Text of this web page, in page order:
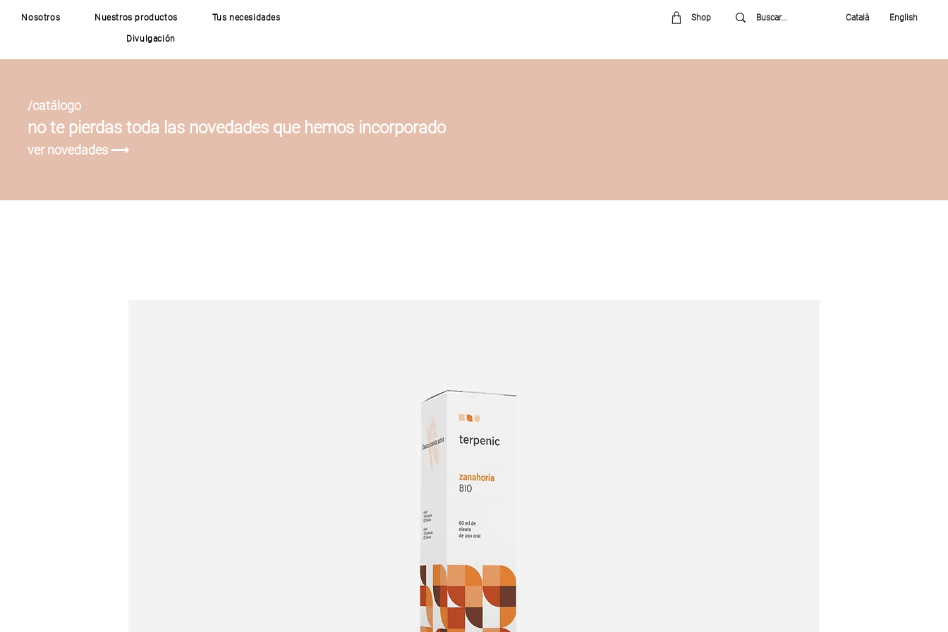
Nosotros Nuestros productos Tus necesidades
Divulgación
Shop Català English
/catálogo
no te pierdas toda las novedades que hemos incorporado
ver novedades ⟶